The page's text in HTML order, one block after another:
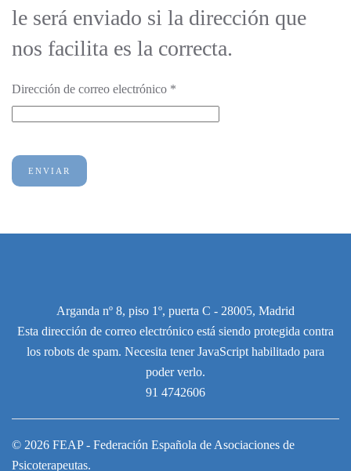
le será enviado si la dirección que
nos facilita es la correcta.
Dirección de correo electrónico *
ENVIAR
Arganda nº 8, piso 1º, puerta C - 28005, Madrid
Esta dirección de correo electrónico está siendo protegida contra
los robots de spam. Necesita tener JavaScript habilitado para
poder verlo.
91 4742606
© 2026 FEAP - Federación Española de Asociaciones de
Psicoterapeutas.